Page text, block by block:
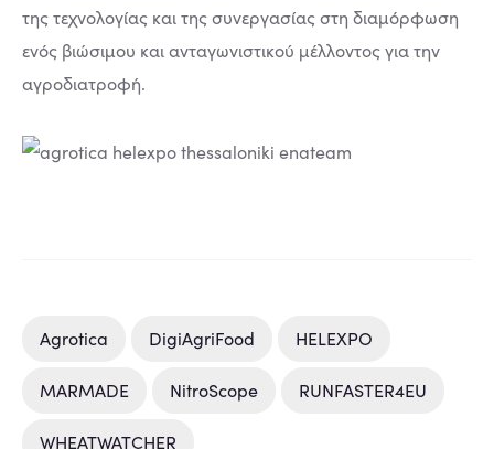
της τεχνολογίας και της συνεργασίας στη διαμόρφωση
ενός βιώσιμου και ανταγωνιστικού μέλλοντος για την
αγροδιατροφή.
Agrotica DigiAgriFood HELEXPO
MARMADE NitroScope RUNFASTER4EU
WHEATWATCHER